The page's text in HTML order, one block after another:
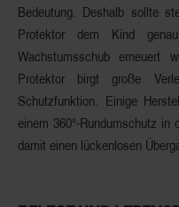
Bedeutung. Deshalb sollte
Protektor dem Kind
Wachstumsschub erneuert
Protektor birgt große
Schutzfunktion. Einige
einem 360°-Rundumschutz in
damit einen lückenlosen